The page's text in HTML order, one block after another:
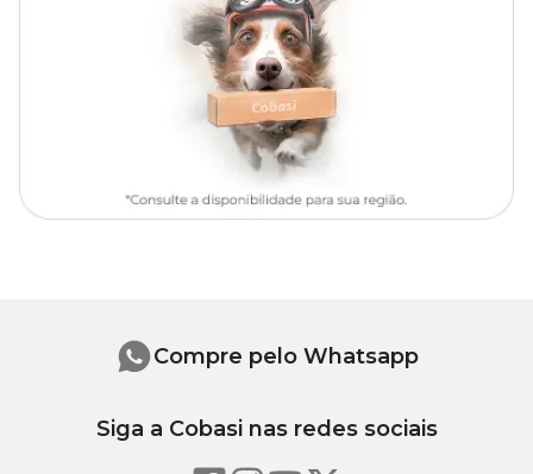
Natural Pote 15 com preçoespecial. Compre agora mesmo em
nosso site, app ou em uma de nossas lojas.
Prefere luz indireta e ambientes sombreados. Deve ser protegida
do sol direto, que pode queimar suas folhas delicadas.
Rico em matéria orgânica, leve e com boa drenagem. Misturas
com terra vegetal, perlita e húmus são ideais.
Compre pelo Whatsapp
Siga a Cobasi nas redes sociais